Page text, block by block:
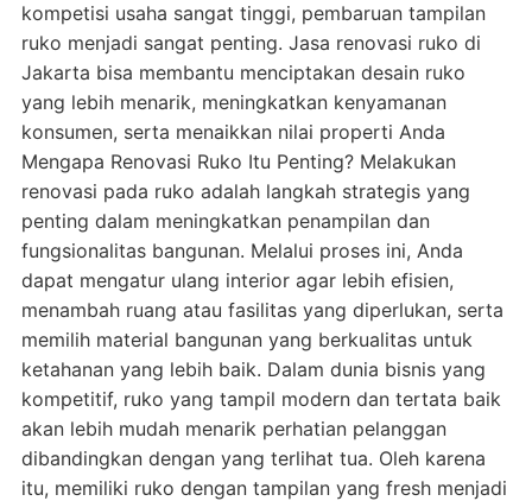
kompetisi usaha sangat tinggi, pembaruan tampilan
ruko menjadi sangat penting. Jasa renovasi ruko di
Jakarta bisa membantu menciptakan desain ruko
yang lebih menarik, meningkatkan kenyamanan
konsumen, serta menaikkan nilai properti Anda
Mengapa Renovasi Ruko Itu Penting? Melakukan
renovasi pada ruko adalah langkah strategis yang
penting dalam meningkatkan penampilan dan
fungsionalitas bangunan. Melalui proses ini, Anda
dapat mengatur ulang interior agar lebih efisien,
menambah ruang atau fasilitas yang diperlukan, serta
memilih material bangunan yang berkualitas untuk
ketahanan yang lebih baik. Dalam dunia bisnis yang
kompetitif, ruko yang tampil modern dan tertata baik
akan lebih mudah menarik perhatian pelanggan
dibandingkan dengan yang terlihat tua. Oleh karena
itu, memiliki ruko dengan tampilan yang fresh menjadi